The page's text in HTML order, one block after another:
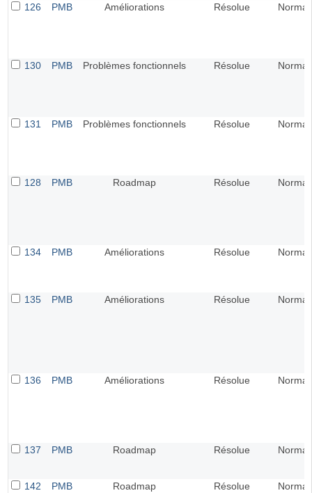
126 PMB Améliorations Résolue Normal
130 PMB Problèmes fonctionnels Résolue Normal
131 PMB Problèmes fonctionnels Résolue Normal
128 PMB Roadmap Résolue Normal
134 PMB Améliorations Résolue Normal
135 PMB Améliorations Résolue Normal
136 PMB Améliorations Résolue Normal
137 PMB Roadmap Résolue Normal
142 PMB Roadmap Résolue Normal